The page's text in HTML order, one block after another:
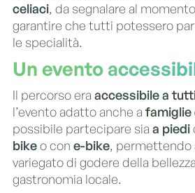
celiaci, da segnalare al
garantire che tutti potessero
le specialità.
Un evento
Il percorso era accessibile a
l’evento adatto anche a famiglie
possibile partecipare sia a piedi
bikeo con e-bike, permettendo
variegato di godere della
gastronomia locale.